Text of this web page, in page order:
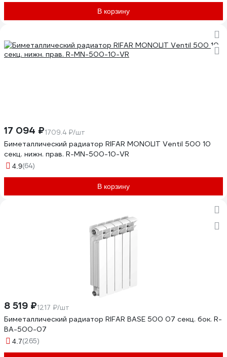
В корзину
17 094 ₽1709.4 ₽/шт
Биметаллический радиатор RIFAR MONOLIT Ventil 500 10
секц. нижн. прав. R-MN-500-10-VR
4.9(64)
В корзину
8 519 ₽1217 ₽/шт
Биметаллический радиатор RIFAR BASE 500 07 секц. бок. R-
BA-500-07
4.7(265)